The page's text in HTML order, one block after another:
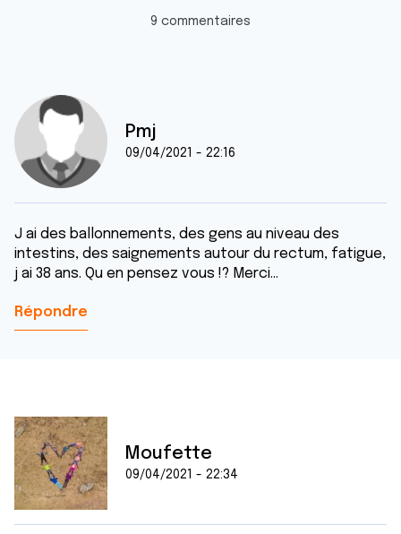
9 commentaires
Pmj
09/04/2021 - 22:16
J ai des ballonnements, des gens au niveau des
intestins, des saignements autour du rectum, fatigue,
j ai 38 ans. Qu en pensez vous !? Merci...
Répondre
Moufette
09/04/2021 - 22:34